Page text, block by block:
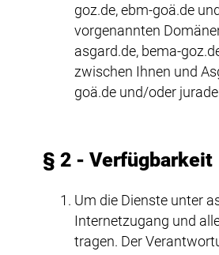
goz.de, ebm-goä.de
vorgenannten
asgard.de, bema-
zwischen Ihnen und
goä.de und/oder
§ 2 - Verfügbarkeit
Um die Dienste unter
Internetzugang und
tragen. Der